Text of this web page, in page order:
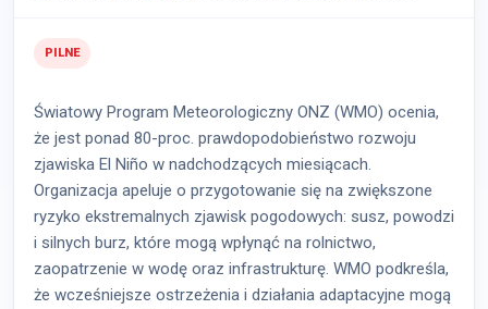
PILNE
Światowy Program Meteorologiczny ONZ (WMO) ocenia,
że jest ponad 80-proc. prawdopodobieństwo rozwoju
zjawiska El Niño w nadchodzących miesiącach.
Organizacja apeluje o przygotowanie się na zwiększone
ryzyko ekstremalnych zjawisk pogodowych: susz, powodzi
i silnych burz, które mogą wpłynąć na rolnictwo,
zaopatrzenie w wodę oraz infrastrukturę. WMO podkreśla,
że wcześniejsze ostrzeżenia i działania adaptacyjne mogą